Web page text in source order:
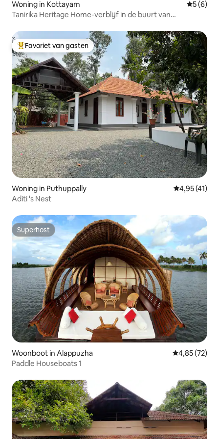
Woning in Kottayam
5 (6)
Tanirika Heritage Home-verblijf in de buurt van
Topfavoriet van gasten
Favoriet van gasten
Woning in Puthuppally Gemiddelde
4,95 (41)
Aditi 's Nest
Superhost
Superhost
Woonboot in Alappuzha Gemiddelde
4,85 (72)
Paddle Houseboats 1